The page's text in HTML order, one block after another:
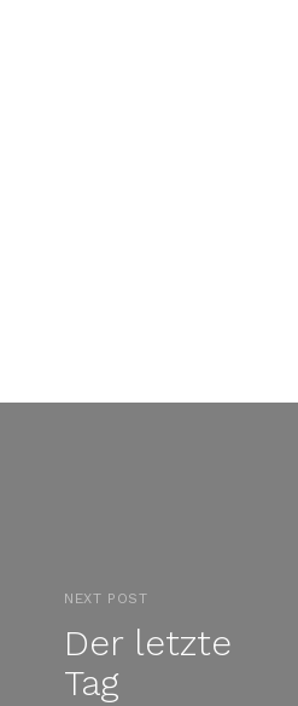
NEXT POST
Der letzte
Tag